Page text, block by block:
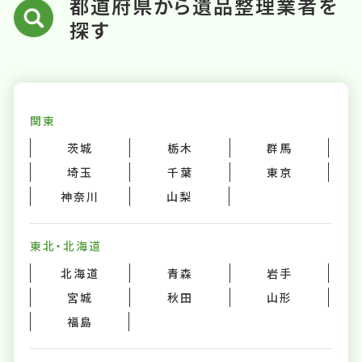
探す
関東
茨城
栃木
群馬
埼玉
千葉
東京
神奈川
山梨
東北・北海道
北海道
青森
岩手
宮城
秋田
山形
福島